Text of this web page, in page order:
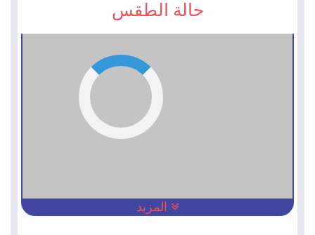
حالة الطقس
المزيد